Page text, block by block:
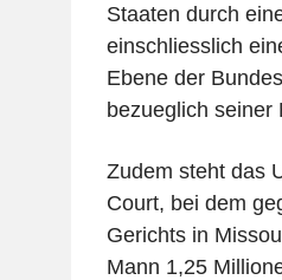
Staaten durch
einschliesslich
Ebene der
bezueglich seiner
Zudem steht das
Court, bei dem
Gerichts in
Mann 1,25